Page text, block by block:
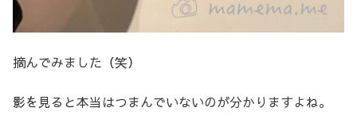
摘んでみました（笑）
影を見ると本当はつまんでいないのが分かりますよね。